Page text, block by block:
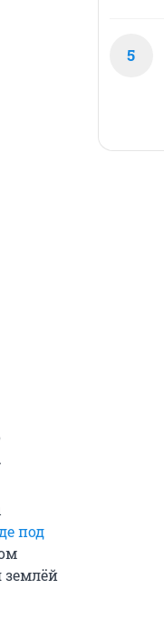
под
землёй
5